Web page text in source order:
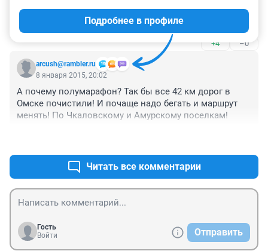
А льдинка то красивая!!!
+4 –0
arcush@rambler.ru
Подробнее в профиле
8 января 2015, 20:02
А почему полумарафон? Так бы все 42 км дорог в
Омске почистили! И почаще надо бегать и маршрут
менять! По Чкаловскому и Амурскому поселкам!
Читать все комментарии
Гость
Войти
Отправить